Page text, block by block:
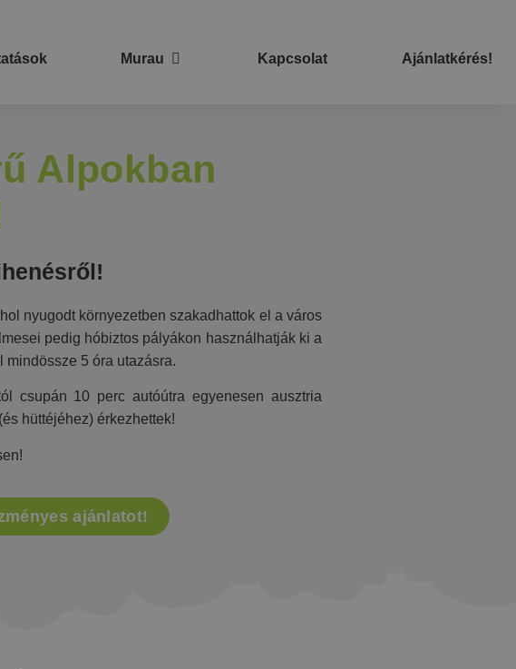
Murau Kapcsolat Ajánlatkérés!
Alpokban
nyugodt környezetben szakadhattok el a város
pedig hóbiztos pályákon használhatják ki a
5 óra utazásra.
csupán 10 perc autóútra egyenesen ausztria
hüttéjéhez) érkezhettek!
ajánlatot!